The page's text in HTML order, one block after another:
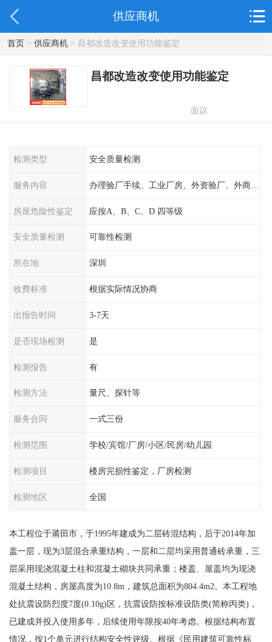
供应商机
首页> 供应商机> 昌都改造改变使用功能鉴定
昌都改造改变使用功能鉴定
面议
检测类型 安全质量检测
服务内容
房屋危险性鉴定 应按A、B、C、D 四等级
安全质量检测 可靠性检测
所在地 深圳
收费标准 根据实际情况协商
出报告时间 3-7天
是否现场检测 是
检测报告 有
检测方法 量尺、探针等
服务合同 一式三份
检测范围 学校/宾馆/厂房/小区/民房/幼儿园
检测项目 楼房完损性鉴定，厂房检测
检测地区 全国
本工程位于莆田市，于1995年建成为二层砖混结构，后于2014年加
盖一层，现为3层混合承重结构，一层和二层均采用普通砖承重，三
层采用现浇混凝土柱和混凝土砌块共同承重；楼盖、屋盖均为现浇
混凝土结构，房屋高度为10.8m，建筑总面积为804.4m2。本工程地
处抗震设防烈度7度(0.10g)区，抗震设防按标准设防类(简称丙类)，
已建成并投入使用多年，后续使用年限按40年考虑。根据结构布置
情况，按1个单元进行结构安全性评级。根据《民用建筑可靠性标